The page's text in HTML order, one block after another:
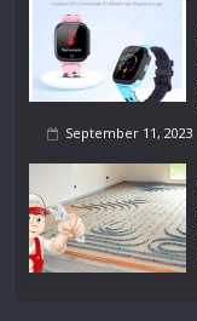
September 11, 2023